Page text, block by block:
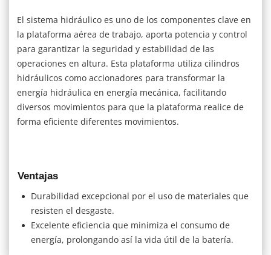
El sistema hidráulico es uno de los componentes clave en
la plataforma aérea de trabajo, aporta potencia y control
para garantizar la seguridad y estabilidad de las
operaciones en altura. Esta plataforma utiliza cilindros
hidráulicos como accionadores para transformar la
energía hidráulica en energía mecánica, facilitando
diversos movimientos para que la plataforma realice de
forma eficiente diferentes movimientos.
Ventajas
Durabilidad excepcional por el uso de materiales que
resisten el desgaste.
Excelente eficiencia que minimiza el consumo de
energía, prolongando así la vida útil de la batería.